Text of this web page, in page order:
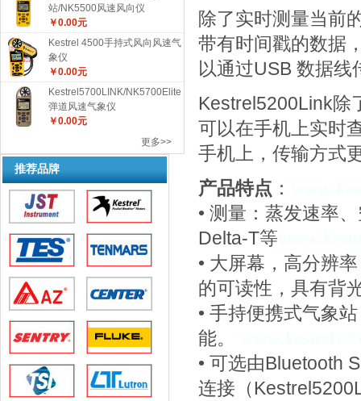
站/NK5500风速风向仪
￥0.00元
Kestrel 4500手持式风向风速气
象仪
￥0.00元
Kestrel5700LINK/NK5700Elite
弹道风速气象仪
￥0.00元
更多>>
推荐品牌
除了实时测量当前
带有时间戳的数据
以通过USB 数据线
Kestrel5200Link除
可以在手机上实时
手机上，传输方式
产品特点 ：
• 测量：蒸发速率
Delta-T等
• 大屏幕，高分辨
的可读性，具有背
• 手持便携式气象
能。
• 可选由Bluetooth
连接（